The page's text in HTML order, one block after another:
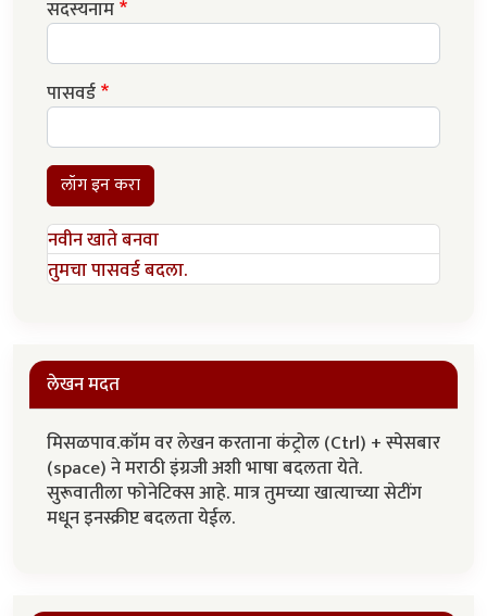
सदस्यनाम
पासवर्ड
लॉग इन करा
नवीन खाते बनवा
तुमचा पासवर्ड बदला.
लेखन मदत
मिसळपाव.कॉम वर लेखन करताना कंट्रोल (Ctrl) + स्पेसबार
(space) ने मराठी इंग्रजी अशी भाषा बदलता येते.
सुरूवातीला फोनेटिक्स आहे. मात्र तुमच्या खात्याच्या सेटींग
मधून इनस्क्रीप्ट बदलता येईल.